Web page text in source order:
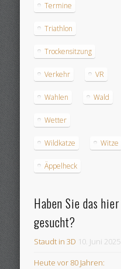
Termine
Triathlon
Trockensitzung
Verkehr VR
Wahlen Wald
Wetter
Wildkatze Witze
Äppelheck
Haben Sie das hier
gesucht?
Staudt in 3D 10. Juni 2025
Heute vor 80 Jahren: